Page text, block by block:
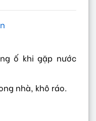
ố khi gặp nước
nhà, khô ráo.